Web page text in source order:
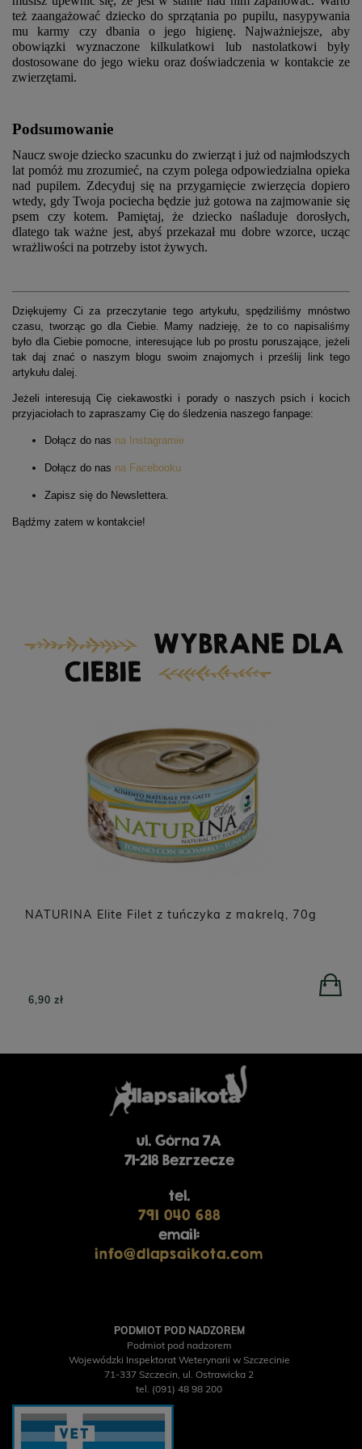
też zaangażować dziecko do sprzątania po pupilu, nasypywania
mu karmy czy dbania o jego higienę. Najważniejsze, aby
obowiązki wyznaczone kilkulatkowi lub nastolatkowi były
dostosowane do jego wieku oraz doświadczenia w kontakcie ze
zwierzętami.
Podsumowanie
Naucz swoje dziecko szacunku do zwierząt i już od najmłodszych
lat pomóż mu zrozumieć, na czym polega odpowiedzialna opieka
nad pupilem. Zdecyduj się na przygarnięcie zwierzęcia dopiero
wtedy, gdy Twoja pociecha będzie już gotowa na zajmowanie się
psem czy kotem. Pamiętaj, że dziecko naśladuje dorosłych,
dlatego tak ważne jest, abyś przekazał mu dobre wzorce, ucząc
wrażliwości na potrzeby istot żywych.
Dziękujemy Ci za przeczytanie tego artykułu, spędziliśmy mnóstwo
czasu, tworząc go dla Ciebie. Mamy nadzieję, że to co napisaliśmy
było dla Ciebie pomocne, interesujące lub po prostu poruszające, jeżeli
tak daj znać o naszym blogu swoim znajomych i prześlij link tego
artykułu dalej.
Jeżeli interesują Cię ciekawostki i porady o naszych psich i kocich
przyjaciołach to zapraszamy Cię do śledzenia naszego fanpage:
Dołącz do nas na Instagramie
Dołącz do nas na Facebooku
Zapisz się do Newslettera.
Bądźmy zatem w kontakcie!
WYBRANE DLA
CIEBIE
NATURINA Elite Filet z tuńczyka z makrelą, 70g
6,90 zł
ul. Górna 7A
71-218 Bezrzecze
tel.
791 040 688
email:
info@dlapsaikota.com
PODMIOT POD NADZOREM
Podmiot pod nadzorem
Wojewódzki Inspektorat Weterynarii w Szczecinie
71-337 Szczecin, ul. Ostrawicka 2
tel. (091) 48 98 200